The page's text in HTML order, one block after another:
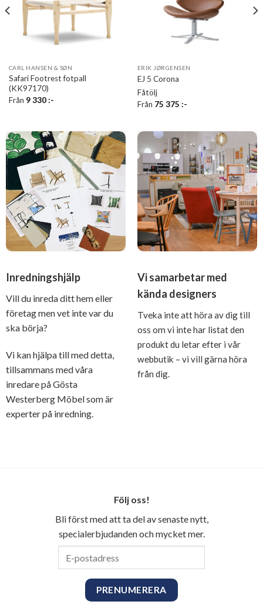
CARL HANSEN & SØN
Safari Footrest fotpall
(KK97170)
Från 9 330:-
ERIK JØRGENSEN
EJ 5 Corona
Fåtölj
Från 75 375 :-
Inredningshjälp
Vill du inreda ditt hem eller
företag men vet inte var du
ska börja?
Vi kan hjälpa till med detta,
tillsammans med våra
inredare på Gösta
Westerberg Möbel som är
experter på inredning.
Vi samarbetar med
kända designers
Tveka inte att höra av dig till
oss om vi inte har listat den
produkt du letar efter i vår
webbutik – vi vill gärna höra
från dig.
Följ oss!
Bli först med att ta del av senaste nytt,
specialerbjudanden och mycket mer.